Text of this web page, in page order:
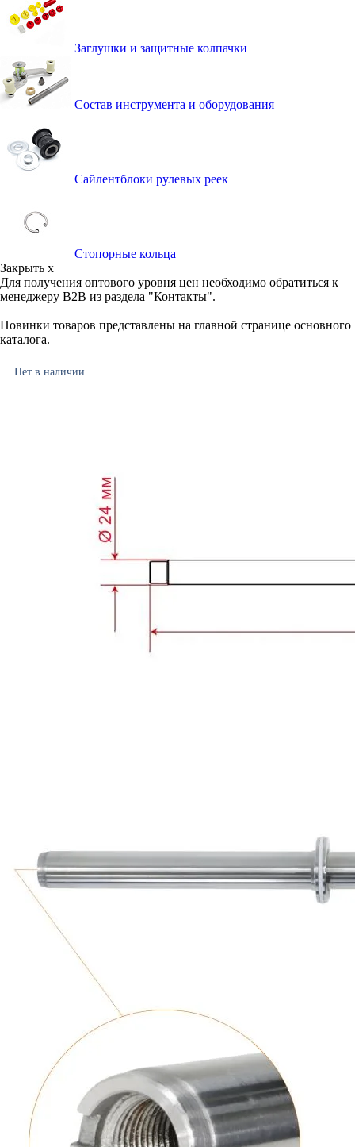
Заглушки и защитные колпачки
Состав инструмента и оборудования
Сайлентблоки рулевых реек
Стопорные кольца
Закрыть x
Для получения оптового уровня цен необходимо обратиться к
менеджеру B2B из раздела "Контакты".
Новинки товаров представлены на главной странице основного
каталога.
Нет в наличии